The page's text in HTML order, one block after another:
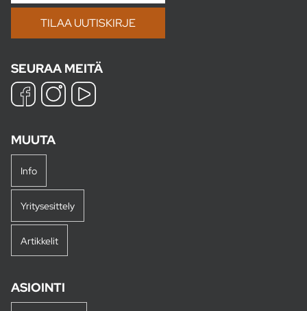
SEURAA MEITÄ
MUUTA
Info
Yritysesittely
Artikkelit
ASIOINTI